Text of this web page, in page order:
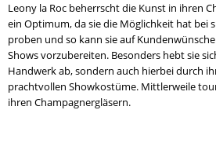
Leony la Roc beherrscht die Kunst in ihren
ein Optimum, da sie die Möglichkeit hat bei
proben und so kann sie auf
Shows vorzubereiten. Besonders hebt sie
Handwerk ab, sondern auch hierbei durch
prachtvollen Showkostüme. Mittlerweile
ihren Champagnergläsern.